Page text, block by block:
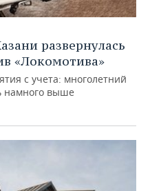
развернулась
«Локомотива»
с учета: многолетний
намного выше